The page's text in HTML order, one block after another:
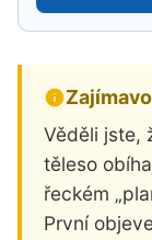
Věděli jste,
těleso
řeckém
První